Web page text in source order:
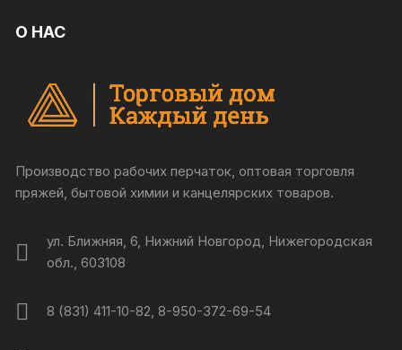
О НАС
Производство рабочих перчаток, оптовая торговля
пряжей, бытовой химии и канцелярских товаров.
ул. Ближняя, 6, Нижний Новгород, Нижегородская
обл., 603108
8 (831) 411-10-82, 8-950-372-69-54